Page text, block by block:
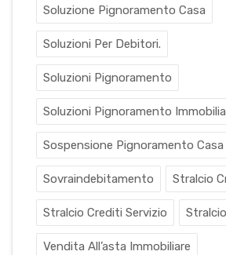
Soluzione Pignoramento Casa
Soluzioni Per Debitori.
Soluzioni Pignoramento
Soluzioni Pignoramento
Sospensione Pignoramento Casa
Sovraindebitamento Stralcio
Stralcio Crediti Servizio
Vendita All’asta Immobiliare